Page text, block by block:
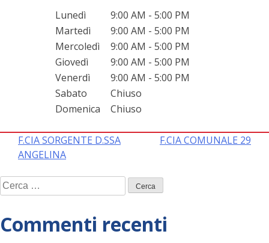
Lunedì
9:00 AM - 5:00 PM
Martedì
9:00 AM - 5:00 PM
Mercoledì
9:00 AM - 5:00 PM
Giovedì
9:00 AM - 5:00 PM
Venerdì
9:00 AM - 5:00 PM
Sabato
Chiuso
Domenica
Chiuso
Navigazione
articoli
F.CIA SORGENTE D.SSA
ANGELINA
F.CIA COMUNALE 29
Ricerca
per:
Commenti recenti